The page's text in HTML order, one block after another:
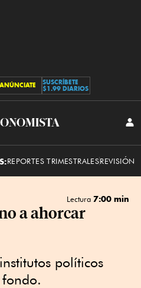
ANÚNCIATE
SUSCRÍBETE
$1.99 DIARIOS
El
REPORTES TRIMESTRALESREVISIÓN
Lectura 7:00 min
a ahorcar
políticos